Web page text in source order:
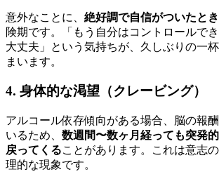
意外なことに、 絶好調で自信がついたとき
険期です。「もう自分はコントロールで
大丈夫」という気持ちが、久しぶりの一
まいます。
4. 身体的な渇望（クレービング）
アルコール依存傾向がある場合、脳の報
いるため、 数週間〜数ヶ月経っても突発
戻ってくることがあります。これは意志
理的な現象です。